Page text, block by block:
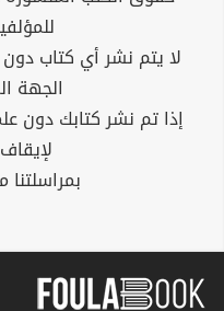
لا يتم نشر أي كتاب
الجهة
إذا تم نشر كتابك دون